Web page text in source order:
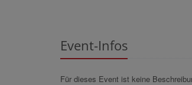
Event-Infos
Für dieses Event ist keine